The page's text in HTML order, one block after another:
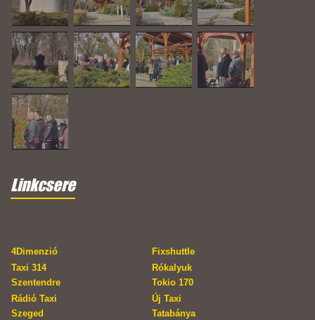
Linkcsere
4Dimenzió
Fixshuttle
Taxi 314
Szentendre
Rókalyuk
Tokio 170
Rádió Taxi
Szeged
Új Taxi
Tatabánya